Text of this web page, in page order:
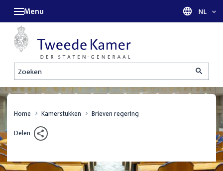
Zoeken
Menu Taal
NL
Home Kamerstukken Brieven regering
Delen